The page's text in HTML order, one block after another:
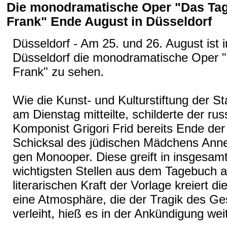
Die monodramatische Oper "Das
Frank" Ende August in Düsseldorf
Düsseldorf - Am 25. und 26. August ist
Düsseldorf die monodramatische Oper
Frank" zu sehen.
Wie die Kunst- und Kulturstiftung der
am Dienstag mitteilte, schilderte der
Komponist Grigori Frid bereits Ende
Schicksal des jüdischen Mädchens
gen Monooper. Diese greift in
wichtigsten Stellen aus dem Tagebuch
literarischen Kraft der Vorlage kreiert
eine Atmosphäre, die der Tragik des
verleiht, hieß es in der Ankündigung